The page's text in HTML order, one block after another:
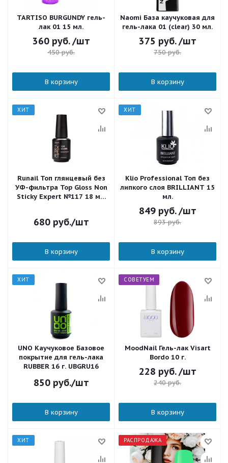
TARTISO BURGUNDY гель-
лак 01 15 мл.
360руб. /шт
450руб.
В корзину
Naomi База каучуковая для
гель-лака 01 (clear) 30 мл.
375 руб. /шт
750руб.
В корзину
ХИТ
Runail Топ глянцевый без
УФ-фильтра Top Gloss Non
Sticky Expert №117 18 мл.
680руб./шт
В корзину
ХИТ
Klio Professional Топ без
липкого слоя BRILLIANT 15
мл.
849руб. /шт
893руб.
В корзину
ХИТ
UNO Каучуковое Базовое
покрытие для гель-лака
RUBBER 16 г. UBGRU16
850руб./шт
В корзину
СОВЕТУЕМ
MoodNail Гель-лак Visart
Bordo 10 г.
228 руб. /шт
240руб.
В корзину
ХИТ РАСПРОДАЖА